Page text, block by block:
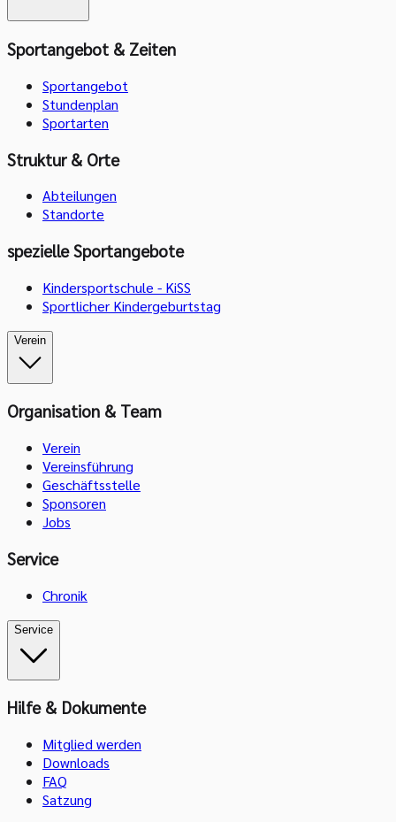
Sportangebot & Zeiten
Sportangebot
Stundenplan
Sportarten
Struktur & Orte
Abteilungen
Standorte
spezielle Sportangebote
Kindersportschule - KiSS
Sportlicher Kindergeburtstag
Verein
Organisation & Team
Verein
Vereinsführung
Geschäftsstelle
Sponsoren
Jobs
Service
Chronik
Service
Hilfe & Dokumente
Mitglied werden
Downloads
FAQ
Satzung